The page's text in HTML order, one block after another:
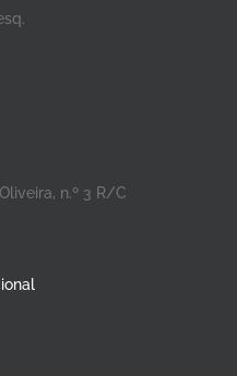
n.º 3 R/C